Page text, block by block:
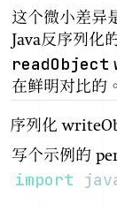
这个微小差异
Java反序列化
readObject
在鲜明对比的。
序列化
写个示例的
import